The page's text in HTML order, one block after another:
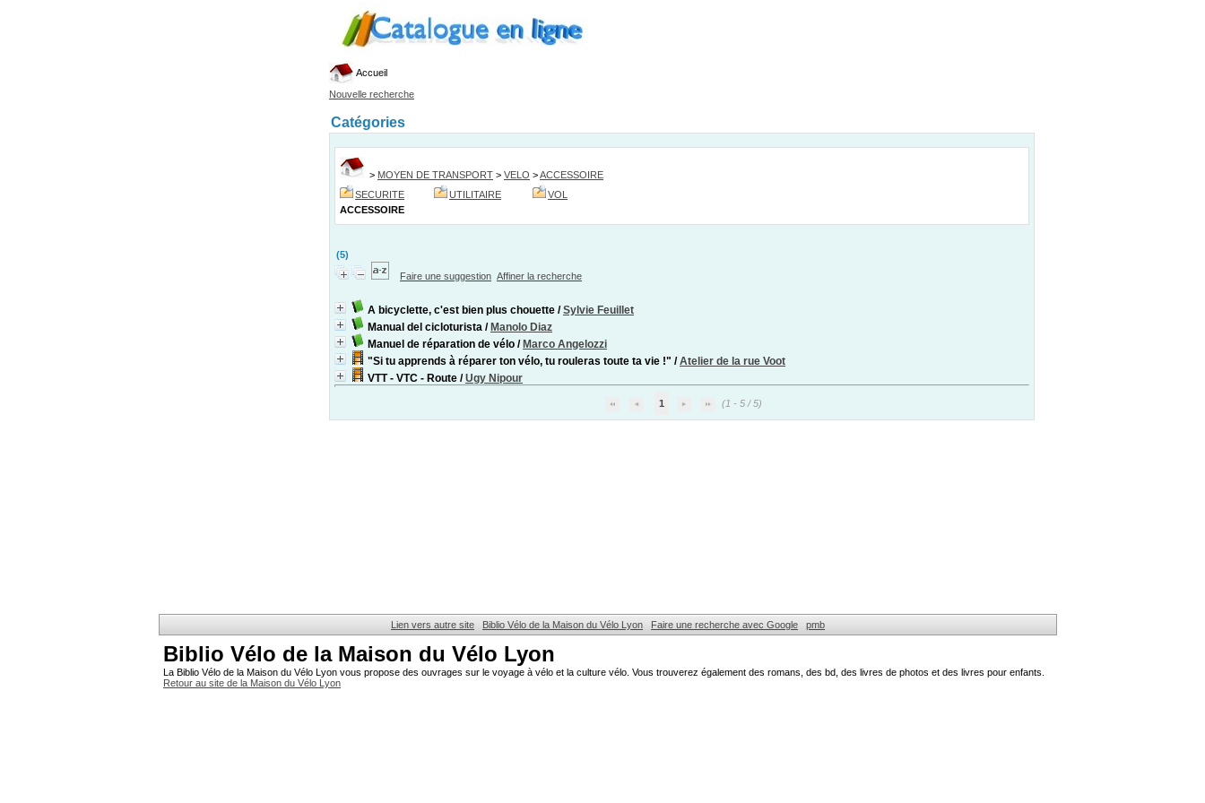
Accueil
Nouvelle recherche
Catégories
> MOYEN DE TRANSPORT > VELO >ACCESSOIRE
SECURITE
UTILITAIRE
VOL
ACCESSOIRE
(5)
Faire une suggestion Affiner la recherche
A bicyclette, c'est bien plus chouette /Sylvie Feuillet
Manual del cicloturista / Manolo Diaz
Manuel de réparation de vélo / Marco Angelozzi
"Si tu apprends à réparer ton vélo, tu rouleras toute ta vie !" /Atelier de la rue Voot
VTT - VTC - Route /Ugy Nipour
1 (1 - 5 / 5)
Lien vers autre site Biblio Vélo de la Maison du Vélo Lyon Faire une recherche avec Google pmb
Biblio Vélo de la Maison du Vélo Lyon
La Biblio Vélo de la Maison du Vélo Lyon vous propose des ouvrages sur le voyage à vélo et la culture vélo. Vous trouverez également des romans, des bd, des livres de photos et des livres pour enfants.
Retour au site de la Maison du Vélo Lyon